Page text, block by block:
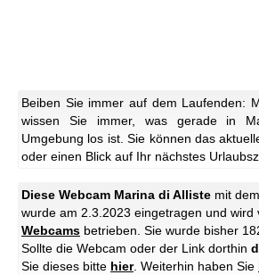
Beiben Sie immer auf dem Laufenden:
wissen Sie immer, was gerade in
Umgebung los ist. Sie können das
oder einen Blick auf Ihr nächstes
Diese Webcam Marina di Alliste mit
wurde am 2.3.2023 eingetragen und wird
Webcams betrieben. Sie wurde bisher
Sollte die Webcam oder der Link dorthin
Sie dieses bitte hier. Weiterhin haben Sie